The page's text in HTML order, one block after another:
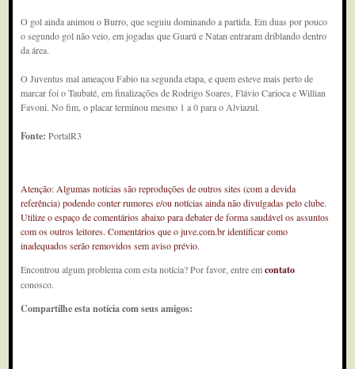
O gol ainda animou o Burro, que seguiu dominando a partida. Em duas por pouco
o segundo gol não veio, em jogadas que Guarú e Natan entraram driblando dentro
da área.
O Juventus mal ameaçou Fabio na segunda etapa, e quem esteve mais perto de
marcar foi o Taubaté, em finalizações de Rodrigo Soares, Flávio Carioca e Willian
Favoni. No fim, o placar terminou mesmo 1 a 0 para o Alviazul.
Fonte:PortalR3
Atenção: Algumas notícias são reproduções de outros sites (com a devida
referência) podendo conter rumores e/ou notícias ainda não divulgadas pelo clube.
Utilize o espaço de comentários abaixo para debater de forma saudável os assuntos
com os outros leitores. Comentários que o juve.com.br identificar como
inadequados serão removidos sem aviso prévio.
Encontrou algum problema com esta notícia? Por favor, entre emcontato
conosco.
Compartilhe esta notícia com seus amigos: